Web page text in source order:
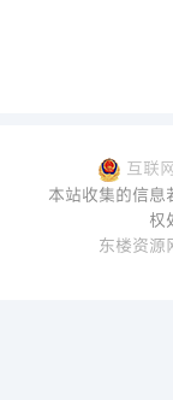
互联
本站收集的信息
权
东楼资源